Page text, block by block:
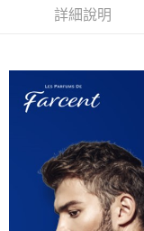
時審查核予不同之上限
付款後寶雅門市自取(
詳細說明